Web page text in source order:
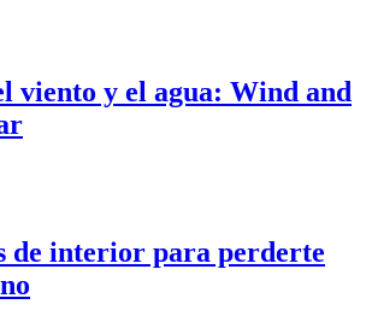
viento y el agua: Wind and
de interior para perderte